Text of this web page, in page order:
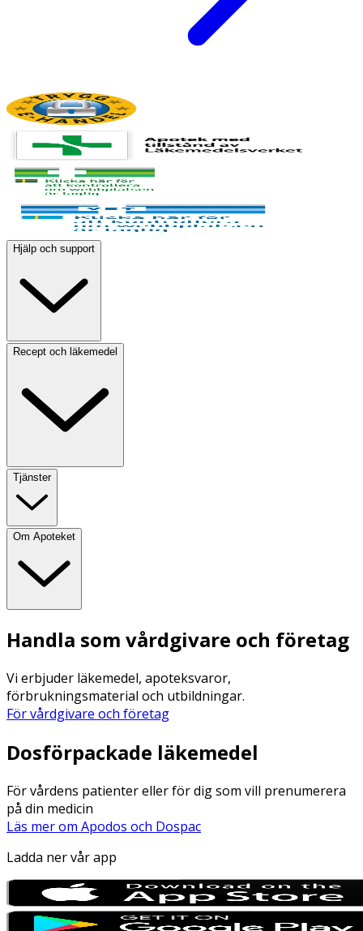
Hjälp och support
Recept och läkemedel
Tjänster
Om Apoteket
Handla som vårdgivare och företag
Vi erbjuder läkemedel, apoteksvaror,
förbrukningsmaterial och utbildningar.
För vårdgivare och företag
Dosförpackade läkemedel
För vårdens patienter eller för dig som vill prenumerera
på din medicin
Läs mer om Apodos och Dospac
Ladda ner vår app